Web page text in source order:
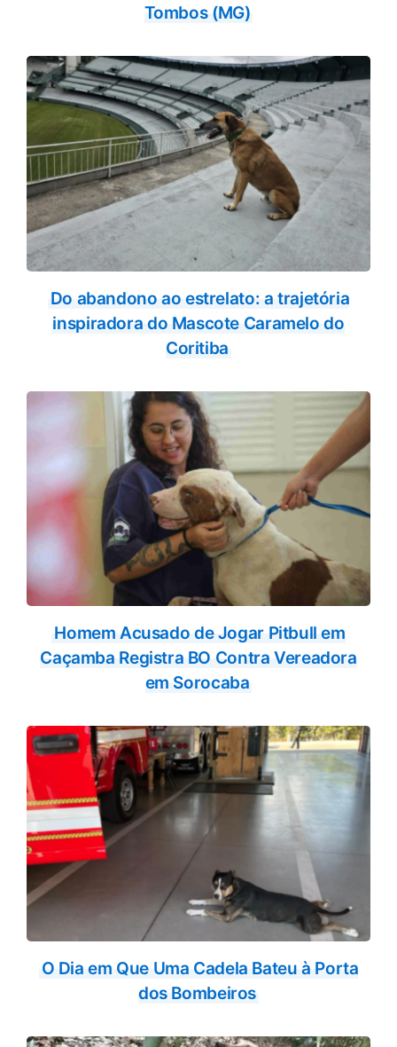
Tombos (MG)
Do abandono ao estrelato: a trajetória
inspiradora do Mascote Caramelo do
Coritiba
Homem Acusado de Jogar Pitbull em
Caçamba Registra BO Contra Vereadora
em Sorocaba
O Dia em Que Uma Cadela Bateu à Porta
dos Bombeiros